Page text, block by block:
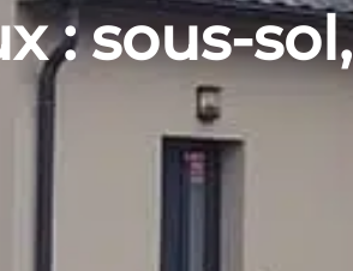
: sous-sol,